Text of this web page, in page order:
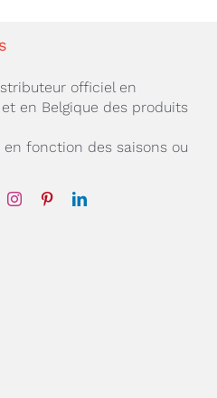
officiel en
en Belgique des produits
en fonction des saisons ou